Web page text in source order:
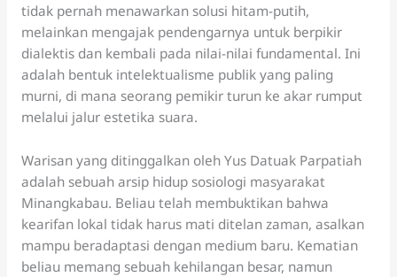
tidak pernah menawarkan solusi hitam-putih,
melainkan mengajak pendengarnya untuk berpikir
dialektis dan kembali pada nilai-nilai fundamental. Ini
adalah bentuk intelektualisme publik yang paling
murni, di mana seorang pemikir turun ke akar rumput
melalui jalur estetika suara.
Warisan yang ditinggalkan oleh Yus Datuak Parpatiah
adalah sebuah arsip hidup sosiologi masyarakat
Minangkabau. Beliau telah membuktikan bahwa
kearifan lokal tidak harus mati ditelan zaman, asalkan
mampu beradaptasi dengan medium baru. Kematian
beliau memang sebuah kehilangan besar, namun